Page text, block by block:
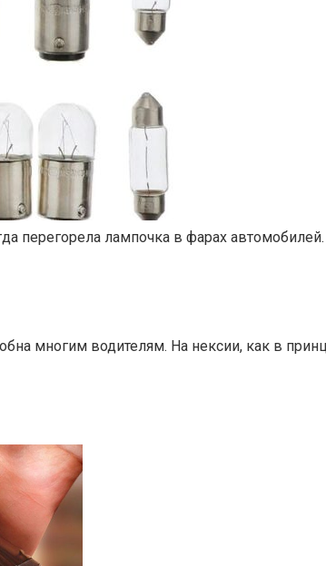
перегорела лампочка в фарах
многим водителям. На нексии, как в